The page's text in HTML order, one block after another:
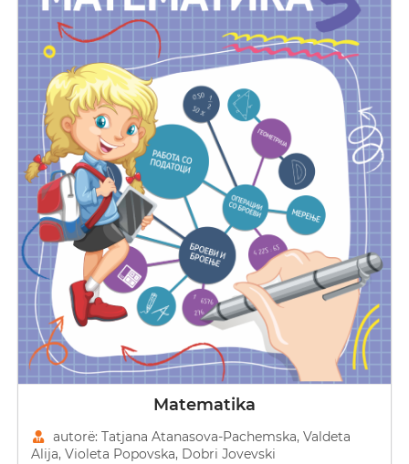
Matematika
autorë: Tatjana Atanasova-Pachemska, Valdeta
Alija, Violeta Popovska, Dobri Јovevski